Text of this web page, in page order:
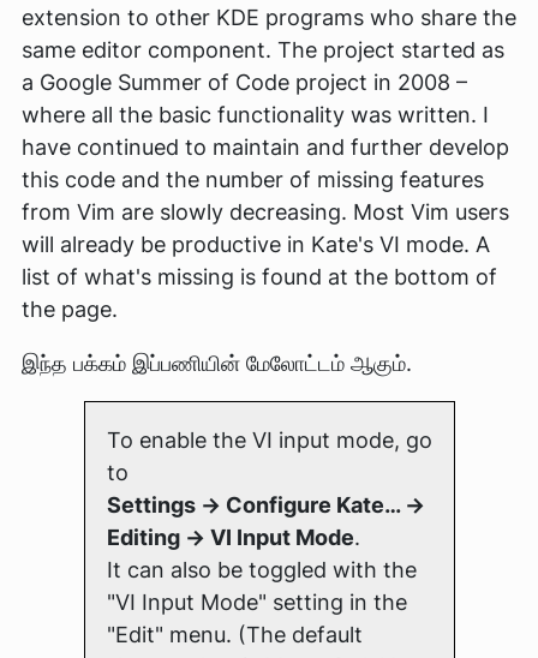
extension to other KDE programs who share the
same editor component. The project started as
a Google Summer of Code project in 2008 –
where all the basic functionality was written. I
have continued to maintain and further develop
this code and the number of missing features
from Vim are slowly decreasing. Most Vim users
will already be productive in Kate's VI mode. A
list of what's missing is found at the bottom of
the page.
இந்த பக்கம் இப்பணியின் மேலோட்டம் ஆகும்.
To enable the VI input mode, go
to
Settings → Configure Kate… →
Editing → VI Input Mode.
It can also be toggled with the
"VI Input Mode" setting in the
"Edit" menu. (The default